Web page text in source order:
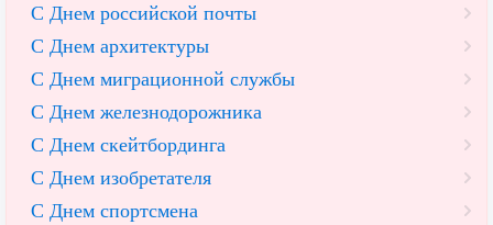
С Днем российской почты
С Днем архитектуры
С Днем миграционной службы
С Днем железнодорожника
С Днем скейтбординга
С Днем изобретателя
С Днем спортсмена